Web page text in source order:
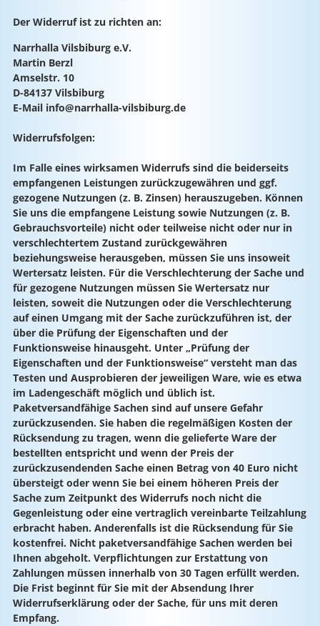
Der Widerruf ist zu richten an:
Narrhalla Vilsbiburg e.V.
Martin Berzl
Amselstr. 10
D-84137 Vilsbiburg
E-Mail info@narrhalla-vilsbiburg.de
Widerrufsfolgen:
Im Falle eines wirksamen Widerrufs sind die beiderseits
empfangenen Leistungen zurückzugewähren und ggf.
gezogene Nutzungen (z. B. Zinsen) herauszugeben. Können
Sie uns die empfangene Leistung sowie Nutzungen (z. B.
Gebrauchsvorteile) nicht oder teilweise nicht oder nur in
verschlechtertem Zustand zurückgewähren
beziehungsweise herausgeben, müssen Sie uns insoweit
Wertersatz leisten. Für die Verschlechterung der Sache und
für gezogene Nutzungen müssen Sie Wertersatz nur
leisten, soweit die Nutzungen oder die Verschlechterung
auf einen Umgang mit der Sache zurückzuführen ist, der
über die Prüfung der Eigenschaften und der
Funktionsweise hinausgeht. Unter „Prüfung der
Eigenschaften und der Funktionsweise“ versteht man das
Testen und Ausprobieren der jeweiligen Ware, wie es etwa
im Ladengeschäft möglich und üblich ist.
Paketversandfähige Sachen sind auf unsere Gefahr
zurückzusenden. Sie haben die regelmäßigen Kosten der
Rücksendung zu tragen, wenn die gelieferte Ware der
bestellten entspricht und wenn der Preis der
zurückzusendenden Sache einen Betrag von 40 Euro nicht
übersteigt oder wenn Sie bei einem höheren Preis der
Sache zum Zeitpunkt des Widerrufs noch nicht die
Gegenleistung oder eine vertraglich vereinbarte Teilzahlung
erbracht haben. Anderenfalls ist die Rücksendung für Sie
kostenfrei. Nicht paketversandfähige Sachen werden bei
Ihnen abgeholt. Verpflichtungen zur Erstattung von
Zahlungen müssen innerhalb von 30 Tagen erfüllt werden.
Die Frist beginnt für Sie mit der Absendung Ihrer
Widerrufserklärung oder der Sache, für uns mit deren
Empfang.